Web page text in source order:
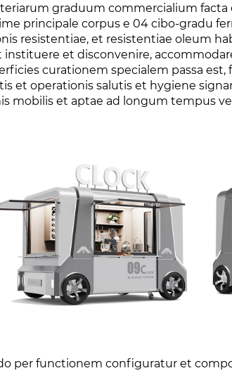
graduum commercialium facta
principale corpus e 04 cibo-gradu
resistentiae, et resistentiae oleum
et disconvenire,
curationem specialem passa
et operationis salutis et hygiene
mobilis et aptae ad longum tempus
per functionem configuratur et